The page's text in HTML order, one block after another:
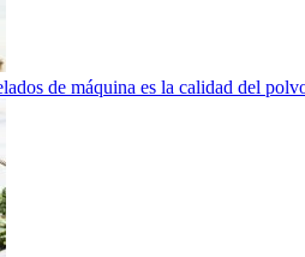
de máquina es la calidad del